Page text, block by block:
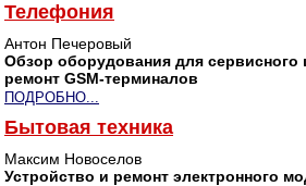
Телефония
Антон Печеровый
Обзор оборудования для сервисного
ремонт GSM-терминалов
ПОДРОБНО...
Бытовая техника
Максим Новоселов
Устройство и ремонт электронного